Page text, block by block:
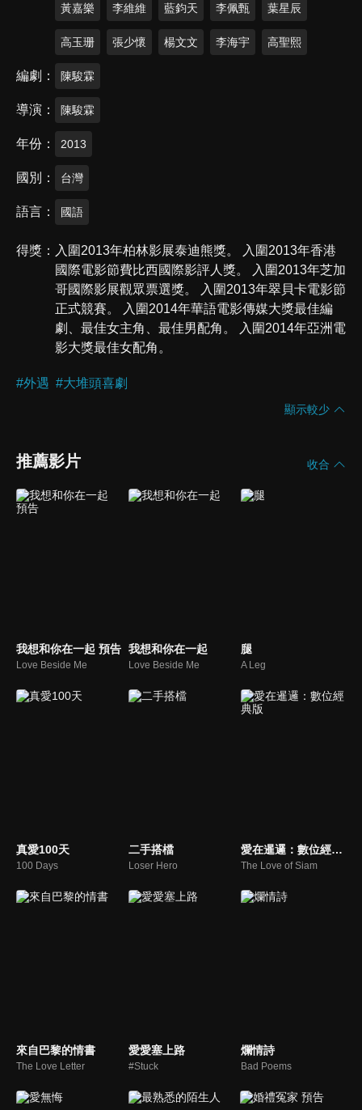
黃嘉樂 李維維 藍鈞天 李佩甄 葉星辰
高玉珊 張少懷 楊文文 李海宇 高聖熙
編劇 陳駿霖
導演 陳駿霖
年份 2013
國別 台灣
語言 國語
得獎
入圍2013年柏林影展泰迪熊獎。 入圍2013年香港
國際電影節費比西國際影評人獎。 入圍2013年芝加
哥國際影展觀眾票選獎。 入圍2013年翠貝卡電影節
正式競賽。 入圍2014年華語電影傳媒大獎最佳編
劇、最佳女主角、最佳男配角。 入圍2014年亞洲電
影大獎最佳女配角。
#外遇 #大堆頭喜劇
顯示較少
推薦影片 收合
我想和你在一起 預告
Love Beside Me
我想和你在一起
Love Beside Me
腿
A Leg
真愛100天
100 Days
二手搭檔
Loser Hero
愛在暹邏：數位經典版
The Love of Siam
來自巴黎的情書
The Love Letter
愛愛塞上路
#Stuck
爛情詩
Bad Poems